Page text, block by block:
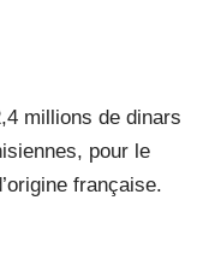
millions de dinars
pour le
française.